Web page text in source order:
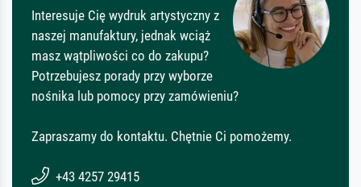
Interesuje Cię wydruk artystyczny z
naszej manufaktury, jednak wciąż
masz wątpliwości co do zakupu?
Potrzebujesz porady przy wyborze
nośnika lub pomocy przy zamówieniu?
Zapraszamy do kontaktu. Chętnie Ci pomożemy.
+43 4257 29415